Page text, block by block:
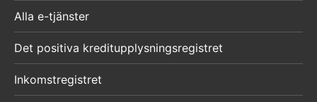
Alla e-tjänster
Det positiva kreditupplysningsregistret
Inkomstregistret